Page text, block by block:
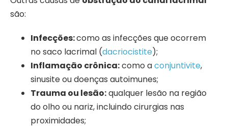
são:
Infecções:como as infecções que ocorrem
no saco lacrimal (dacriocistite);
Inflamação crônica:como aconjuntivite,
sinusite ou doenças autoimunes;
Trauma ou lesão:qualquer lesão na região
do olho ou nariz, incluindo cirurgias nas
proximidades;